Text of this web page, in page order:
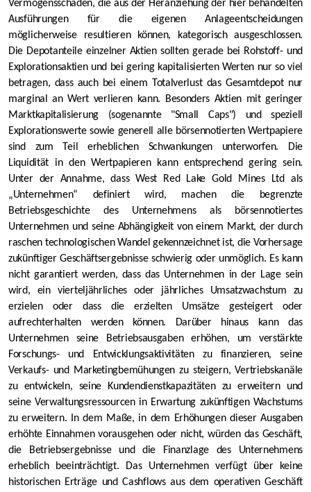
Vermögensschäden, die aus der Heranziehung der hier behandelten
Ausführungen für die eigenen Anlageentscheidungen
möglicherweise resultieren können, kategorisch ausgeschlossen.
Die Depotanteile einzelner Aktien sollten gerade bei Rohstoff- und
Explorationsaktien und bei gering kapitalisierten Werten nur so viel
betragen, dass auch bei einem Totalverlust das Gesamtdepot nur
marginal an Wert verlieren kann. Besonders Aktien mit geringer
Marktkapitalisierung (sogenannte "Small Caps") und speziell
Explorationswerte sowie generell alle börsennotierten Wertpapiere
sind zum Teil erheblichen Schwankungen unterworfen. Die
Liquidität in den Wertpapieren kann entsprechend gering sein.
Unter der Annahme, dass West Red Lake Gold Mines Ltd als
„Unternehmen“ definiert wird, machen die begrenzte
Betriebsgeschichte des Unternehmens als börsennotiertes
Unternehmen und seine Abhängigkeit von einem Markt, der durch
raschen technologischen Wandel gekennzeichnet ist, die Vorhersage
zukünftiger Geschäftsergebnisse schwierig oder unmöglich. Es kann
nicht garantiert werden, dass das Unternehmen in der Lage sein
wird, ein vierteljährliches oder jährliches Umsatzwachstum zu
erzielen oder dass die erzielten Umsätze gesteigert oder
aufrechterhalten werden können. Darüber hinaus kann das
Unternehmen seine Betriebsausgaben erhöhen, um verstärkte
Forschungs- und Entwicklungsaktivitäten zu finanzieren, seine
Verkaufs- und Marketingbemühungen zu steigern, Vertriebskanäle
zu entwickeln, seine Kundendienstkapazitäten zu erweitern und
seine Verwaltungsressourcen in Erwartung zukünftigen Wachstums
zu erweitern. In dem Maße, in dem Erhöhungen dieser Ausgaben
erhöhte Einnahmen vorausgehen oder nicht, würden das Geschäft,
die Betriebsergebnisse und die Finanzlage des Unternehmens
erheblich beeinträchtigt. Das Unternehmen verfügt über keine
historischen Erträge und Cashflows aus dem operativen Geschäft